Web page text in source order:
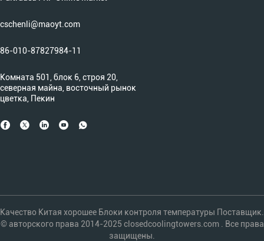
cschenli@maoyt.com
86-010-87827984-11
Комната 501, блок 6, строя 20,
северная майна, восточный рынок
цветка, Пекин
Качество Китая хорошее Блоки контроля температуры Поставщик.
© авторского права 2014-2025 closedcoolingtowers.com . Все права
защищены.